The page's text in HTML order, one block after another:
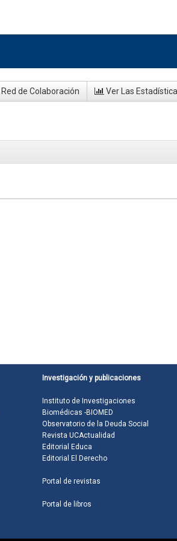
Red de Colaboración Ver Las
Investigación y publicaciones
Instituto de Investigaciones
Biomédicas -BIOMED
Observatorio de la Deuda Social
Revista UCActualidad
Editorial Educa
Editorial El Derecho
Portal de revistas
Portal de libros